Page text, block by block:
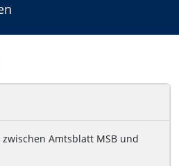
Amtsblatt MSB und